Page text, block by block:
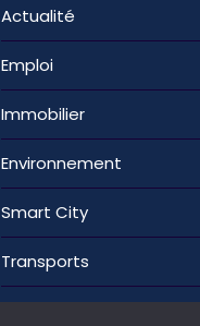
Actualité
Emploi
Immobilier
Environnement
Smart City
Transports